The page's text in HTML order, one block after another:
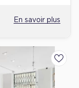
En savoir plus